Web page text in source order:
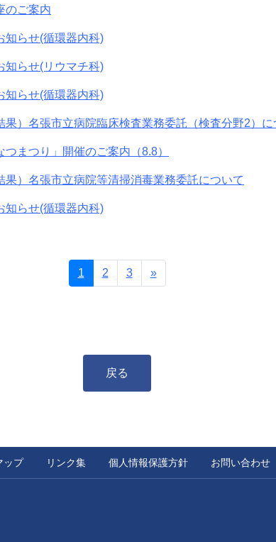
のご案内
知らせ(循環器内科)
知らせ(リウマチ科)
知らせ(循環器内科)
果）名張市立病院臨床検査業務委託（検査分野2）
つまつり」開催のご案内（8.8）
果）名張市立病院等清掃消毒業務委託について
知らせ(循環器内科)
1 2 3 »次へ
戻る
ップ リンク集 個人情報保護方針 お問い合わせ